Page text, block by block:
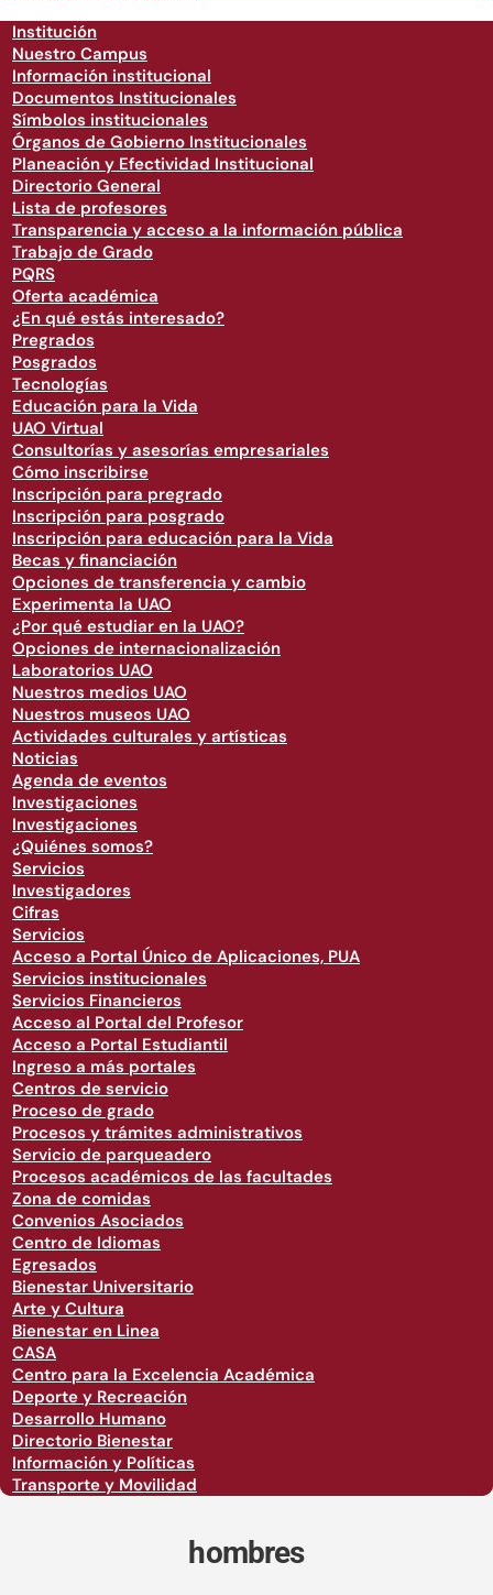
Institución
Nuestro Campus
Información institucional
Documentos Institucionales
Símbolos institucionales
Órganos de Gobierno Institucionales
Planeación y Efectividad Institucional
Directorio General
Lista de profesores
Transparencia y acceso a la información pública
Trabajo de Grado
PQRS
Oferta académica
¿En qué estás interesado?
Pregrados
Posgrados
Tecnologías
Educación para la Vida
UAO Virtual
Consultorías y asesorías empresariales
Cómo inscribirse
Inscripción para pregrado
Inscripción para posgrado
Inscripción para educación para la Vida
Becas y financiación
Opciones de transferencia y cambio
Experimenta la UAO
¿Por qué estudiar en la UAO?
Opciones de internacionalización
Laboratorios UAO
Nuestros medios UAO
Nuestros museos UAO
Actividades culturales y artísticas
Noticias
Agenda de eventos
Investigaciones
Investigaciones
¿Quiénes somos?
Servicios
Investigadores
Cifras
Servicios
Acceso a Portal Único de Aplicaciones, PUA
Servicios institucionales
Servicios Financieros
Acceso al Portal del Profesor
Acceso a Portal Estudiantil
Ingreso a más portales
Centros de servicio
Proceso de grado
Procesos y trámites administrativos
Servicio de parqueadero
Procesos académicos de las facultades
Zona de comidas
Convenios Asociados
Centro de Idiomas
Egresados
Bienestar Universitario
Arte y Cultura
Bienestar en Linea
CASA
Centro para la Excelencia Académica
Deporte y Recreación
Desarrollo Humano
Directorio Bienestar
Información y Políticas
Transporte y Movilidad
hombres